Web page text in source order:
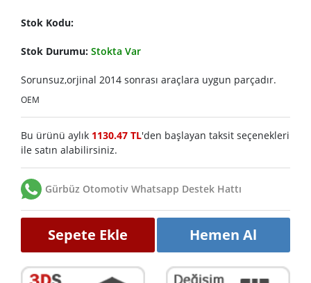
Stok Kodu:
Stok Durumu: Stokta Var
Sorunsuz,orjinal 2014 sonrası araçlara uygun parçadır.
OEM
Bu ürünü aylık 1130.47 TL'den başlayan taksit seçenekleri
ile satın alabilirsiniz.
Gürbüz Otomotiv Whatsapp Destek Hattı
Sepete Ekle Hemen Al